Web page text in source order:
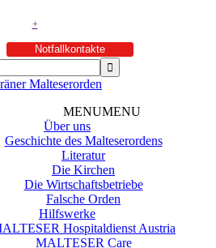
+
Notfallkontakte
Malteserorden
MENUMENU
Über uns
Geschichte des Malteserordens
Literatur
Die Kirchen
Die Wirtschaftsbetriebe
Falsche Orden
Hilfswerke
Hospitaldienst Austria
MALTESER Care